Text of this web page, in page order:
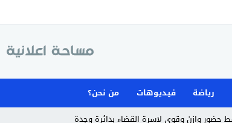
رياضة فيديوهات
من نحن؟